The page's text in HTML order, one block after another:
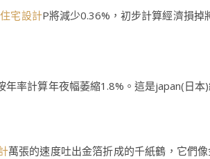
宅設計P將減少0.36%，初步計算經濟損掉
率計算年夜幅萎縮1.8%。這是japan(日本
萬張的速度吐出金箔折成的千紙鶴，它們